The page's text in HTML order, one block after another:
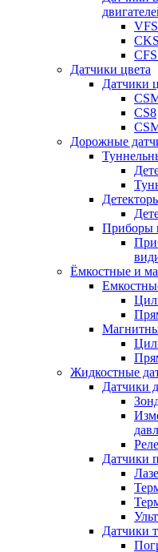
Датчики цвета
Датчики
CS8
Дорожные
Приборы
Ёмкостные и
Жидкостные
Датчики
Датчики
Датчики